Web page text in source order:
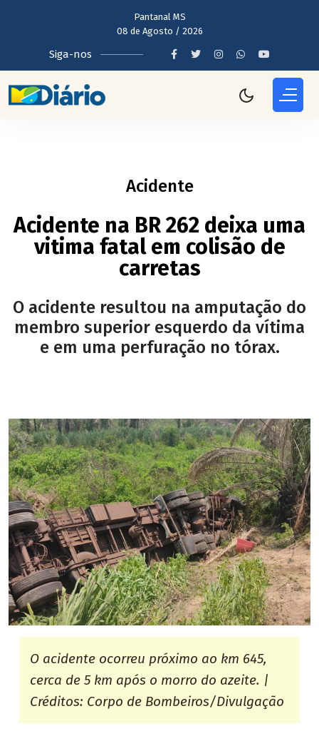
Pantanal MS
08 de Agosto / 2026
Siga-nos
Acidente
Acidente na BR 262 deixa uma
vitima fatal em colisão de
carretas
O acidente resultou na amputação do
membro superior esquerdo da vítima
e em uma perfuração no tórax.
O acidente ocorreu próximo ao km 645,
cerca de 5 km após o morro do azeite. |
Créditos: Corpo de Bombeiros/Divulgação